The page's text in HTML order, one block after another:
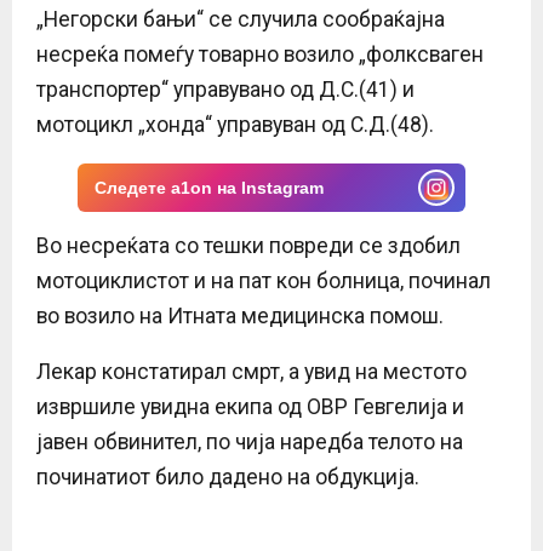
„Негорски бањи“ се случила сообраќајна
несреќа помеѓу товарно возило „фолксваген
транспортер“ управувано од Д.С.(41) и
мотоцикл „хонда“ управуван од С.Д.(48).
Следете a1on на Instagram
Во несреќата со тешки повреди се здобил
мотоциклистот и на пат кон болница, починал
во возило на Итната медицинска помош.
Лекар констатирал смрт, а увид на местото
извршиле увидна екипа од ОВР Гевгелија и
јавен обвинител, по чија наредба телото на
починатиот било дадено на обдукција.